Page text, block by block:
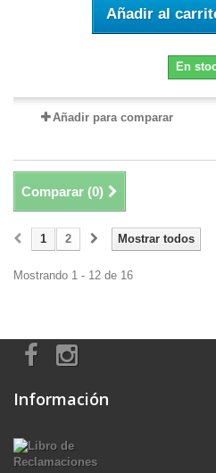
Añadir al
En
Añadir para comparar
Comparar (0)
Mostrar todos
1 2
Mostrando 1 - 12 de 16
Información